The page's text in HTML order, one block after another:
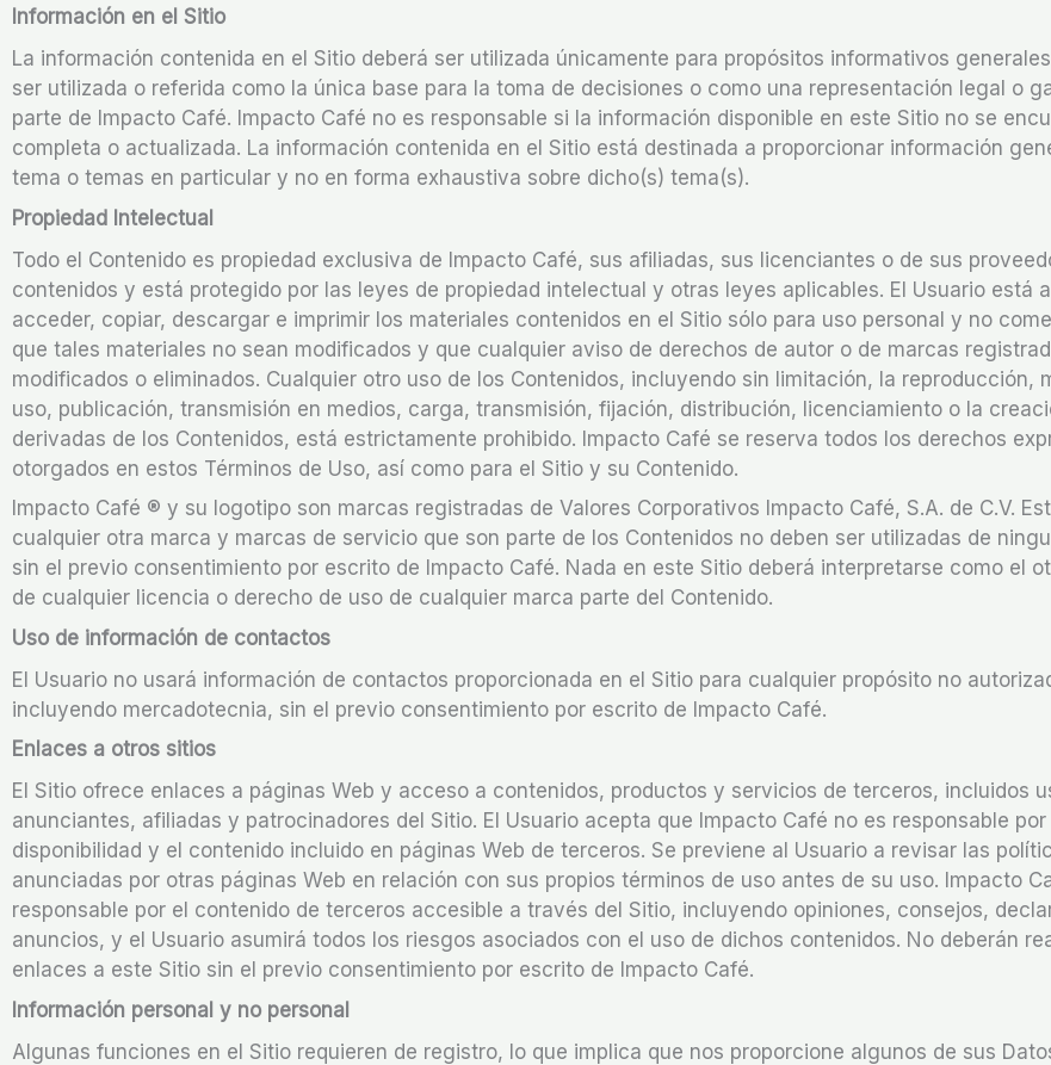
Información en el Sitio
La información contenida en el Sitio deberá ser utilizada únicamente para propósitos informativos
ser utilizada o referida como la única base para la toma de decisiones o como una representación legal o
parte de Impacto Café. Impacto Café no es responsable si la información disponible en este Sitio no se
completa o actualizada. La información contenida en el Sitio está destinada a proporcionar información
tema o temas en particular y no en forma exhaustiva sobre dicho(s) tema(s).
Propiedad Intelectual
Todo el Contenido es propiedad exclusiva de Impacto Café, sus afiliadas, sus licenciantes o de sus
contenidos y está protegido por las leyes de propiedad intelectual y otras leyes aplicables. El Usuario está
acceder, copiar, descargar e imprimir los materiales contenidos en el Sitio sólo para uso personal y no
que tales materiales no sean modificados y que cualquier aviso de derechos de autor o de marcas
modificados o eliminados. Cualquier otro uso de los Contenidos, incluyendo sin limitación, la reproducción,
uso, publicación, transmisión en medios, carga, transmisión, fijación, distribución, licenciamiento o la
derivadas de los Contenidos, está estrictamente prohibido. Impacto Café se reserva todos los derechos
otorgados en estos Términos de Uso, así como para el Sitio y su Contenido.
Impacto Café ® y su logotipo son marcas registradas de Valores Corporativos Impacto Café, S.A. de C.V.
cualquier otra marca y marcas de servicio que son parte de los Contenidos no deben ser utilizadas de
sin el previo consentimiento por escrito de Impacto Café. Nada en este Sitio deberá interpretarse como el
de cualquier licencia o derecho de uso de cualquier marca parte del Contenido.
Uso de información de contactos
El Usuario no usará información de contactos proporcionada en el Sitio para cualquier propósito no
incluyendo mercadotecnia, sin el previo consentimiento por escrito de Impacto Café.
Enlaces a otros sitios
El Sitio ofrece enlaces a páginas Web y acceso a contenidos, productos y servicios de terceros, incluidos
anunciantes, afiliadas y patrocinadores del Sitio. El Usuario acepta que Impacto Café no es responsable por
disponibilidad y el contenido incluido en páginas Web de terceros. Se previene al Usuario a revisar las
anunciadas por otras páginas Web en relación con sus propios términos de uso antes de su uso. Impacto
responsable por el contenido de terceros accesible a través del Sitio, incluyendo opiniones, consejos,
anuncios, y el Usuario asumirá todos los riesgos asociados con el uso de dichos contenidos. No deberán
enlaces a este Sitio sin el previo consentimiento por escrito de Impacto Café.
Información personal y no personal
Algunas funciones en el Sitio requieren de registro, lo que implica que nos proporcione algunos de sus